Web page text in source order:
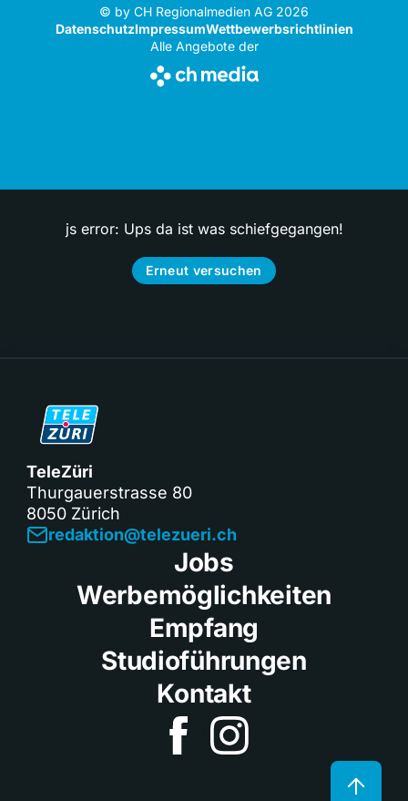
© by CH Regionalmedien AG 2026
DatenschutzImpressumWettbewerbsrichtlinien
Alle Angebote der
js error: Ups da ist was schiefgegangen!
Erneut versuchen
TeleZüri
Thurgauerstrasse 80
8050 Zürich
redaktion@telezueri.ch
Jobs
Werbemöglichkeiten
Empfang
Studioführungen
Kontakt